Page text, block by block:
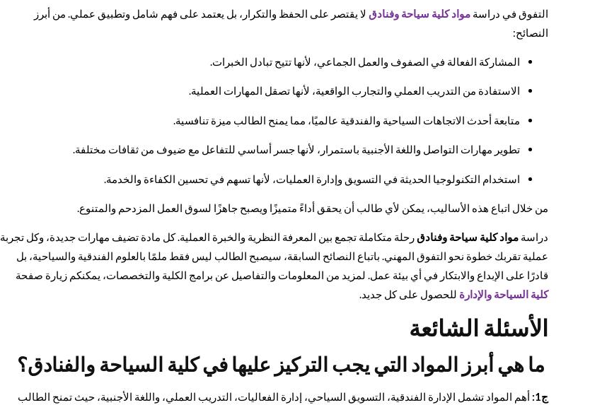
التفوق في دراسة مواد كلية سياحة وفنادق لا يقتصر على الحفظ والتكرار، بل يعتمد على فهم شامل وتطبيق عملي. من أبرز
النصائح:
المشاركة الفعالة في الصفوف والعمل الجماعي، لأنها تتيح تبادل الخبرات.
الاستفادة من التدريب العملي والتجارب الواقعية، لأنها تصقل المهارات العملية.
متابعة أحدث الاتجاهات السياحية والفندقية عالميًا، مما يمنح الطالب ميزة تنافسية.
تطوير مهارات التواصل واللغة الأجنبية باستمرار، لأنها جسر أساسي للتفاعل مع ضيوف من ثقافات مختلفة.
استخدام التكنولوجيا الحديثة في التسويق وإدارة العمليات، لأنها تسهم في تحسين الكفاءة والخدمة.
من خلال اتباع هذه الأساليب، يمكن لأي طالب أن يحقق أداءً متميزًا ويصبح جاهزًا لسوق العمل المزدحم والمتنوع.
دراسة مواد كلية سياحة وفنادقرحلة متكاملة تجمع بين المعرفة النظرية والخبرة العملية. كل مادة تضيف مهارات جديدة، وكل تجربة
عملية تقربك خطوة نحو التفوق المهني. باتباع النصائح السابقة، سيصبح الطالب ليس فقط ملمًا بالعلوم الفندقية والسياحية، بل
قادرًا على الإبداع والابتكار في أي بيئة عمل. لمزيد من المعلومات والتفاصيل عن برامج الكلية والتخصصات، يمكنكم زيارة صفحة
كلية السياحة والإدارة للحصول على كل جديد.
الأسئلة الشائعة
ما هي أبرز المواد التي يجب التركيز عليها في كلية السياحة والفنادق؟
ج1: أهم المواد تشمل الإدارة الفندقية، التسويق السياحي، إدارة الفعاليات، التدريب العملي، واللغة الأجنبية، حيث تمنح الطالب